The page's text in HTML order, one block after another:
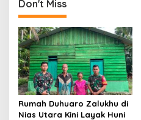
Don't Miss
Rumah Duhuaro Zalukhu di
Nias Utara Kini Layak Huni